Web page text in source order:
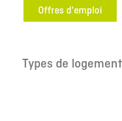
Offres d'emploi
Types de logement